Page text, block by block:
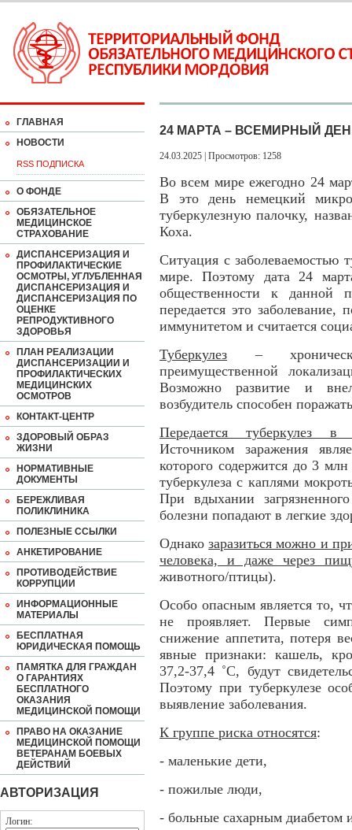
ГЛАВНАЯ
НОВОСТИ
RSS ПОДПИСКА
О ФОНДЕ
ОБЯЗАТЕЛЬНОЕ
МЕДИЦИНСКОЕ
СТРАХОВАНИЕ
ДИСПАНСЕРИЗАЦИЯ И
ПРОФИЛАКТИЧЕСКИЕ
ОСМОТРЫ, УГЛУБЛЕННАЯ
ДИСПАНСЕРИЗАЦИЯ И
ДИСПАНСЕРИЗАЦИЯ ПО
ОЦЕНКЕ
РЕПРОДУКТИВНОГО
ЗДОРОВЬЯ
ПЛАН РЕАЛИЗАЦИИ
ДИСПАНСЕРИЗАЦИИ И
ПРОФИЛАКТИЧЕСКИХ
МЕДИЦИНСКИХ
ОСМОТРОВ
КОНТАКТ-ЦЕНТР
ЗДОРОВЫЙ ОБРАЗ
ЖИЗНИ
НОРМАТИВНЫЕ
ДОКУМЕНТЫ
БЕРЕЖЛИВАЯ
ПОЛИКЛИНИКА
ПОЛЕЗНЫЕ ССЫЛКИ
АНКЕТИРОВАНИЕ
ПРОТИВОДЕЙСТВИЕ
КОРРУПЦИИ
ИНФОРМАЦИОННЫЕ
МАТЕРИАЛЫ
БЕСПЛАТНАЯ
ЮРИДИЧЕСКАЯ ПОМОЩЬ
ПАМЯТКА ДЛЯ ГРАЖДАН
О ГАРАНТИЯХ
БЕСПЛАТНОГО
ОКАЗАНИЯ
МЕДИЦИНСКОЙ ПОМОЩИ
ПРАВО НА ОКАЗАНИЕ
МЕДИЦИНСКОЙ ПОМОЩИ
ВЕТЕРАНАМ БОЕВЫХ
ДЕЙСТВИЙ
АВТОРИЗАЦИЯ
Логин:
24 МАРТА – ВСЕМИРНЫЙ
24.03.2025 | Просмотров: 1258
Во всем мире ежегодно 24
В это день немецкий
туберкулезную палочку,
Коха.
Ситуация с заболеваемостью
мире. Поэтому дата 24
общественности к данной
передается это
иммунитетом и считается
Туберкулез –
преимущественной
Возможно развитие и
возбудитель способен
Передается туберкулез
Источником заражения
которого содержится до 3
туберкулеза с каплями
При вдыхании
болезни попадают в легкие
Однакозаразиться можно и
человека, и даже через
животного/птицы).
Особо опасным является то,
не проявляет. Первые
снижение аппетита, потеря
явные признаки: кашель,
37,2-37,4 ˚С, будут
Поэтому при туберкулезе
выявление заболевания.
К группе риска относятся:
- маленькие дети,
- пожилые люди,
- больные сахарным диабетом